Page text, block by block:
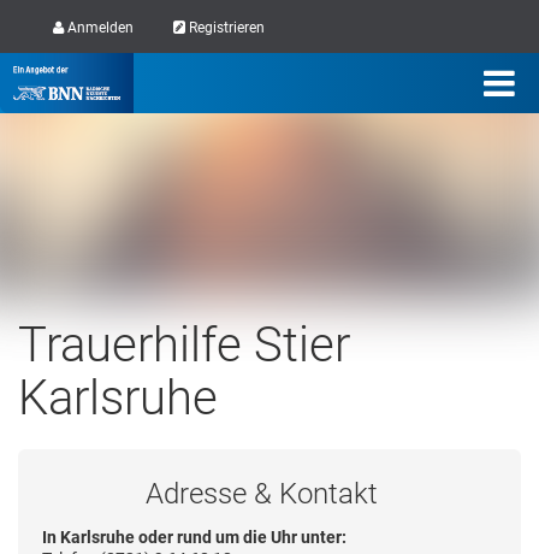
Anmelden Registrieren
Trauerhilfe Stier
Karlsruhe
Adresse & Kontakt
In Karlsruhe oder rund um die Uhr unter: